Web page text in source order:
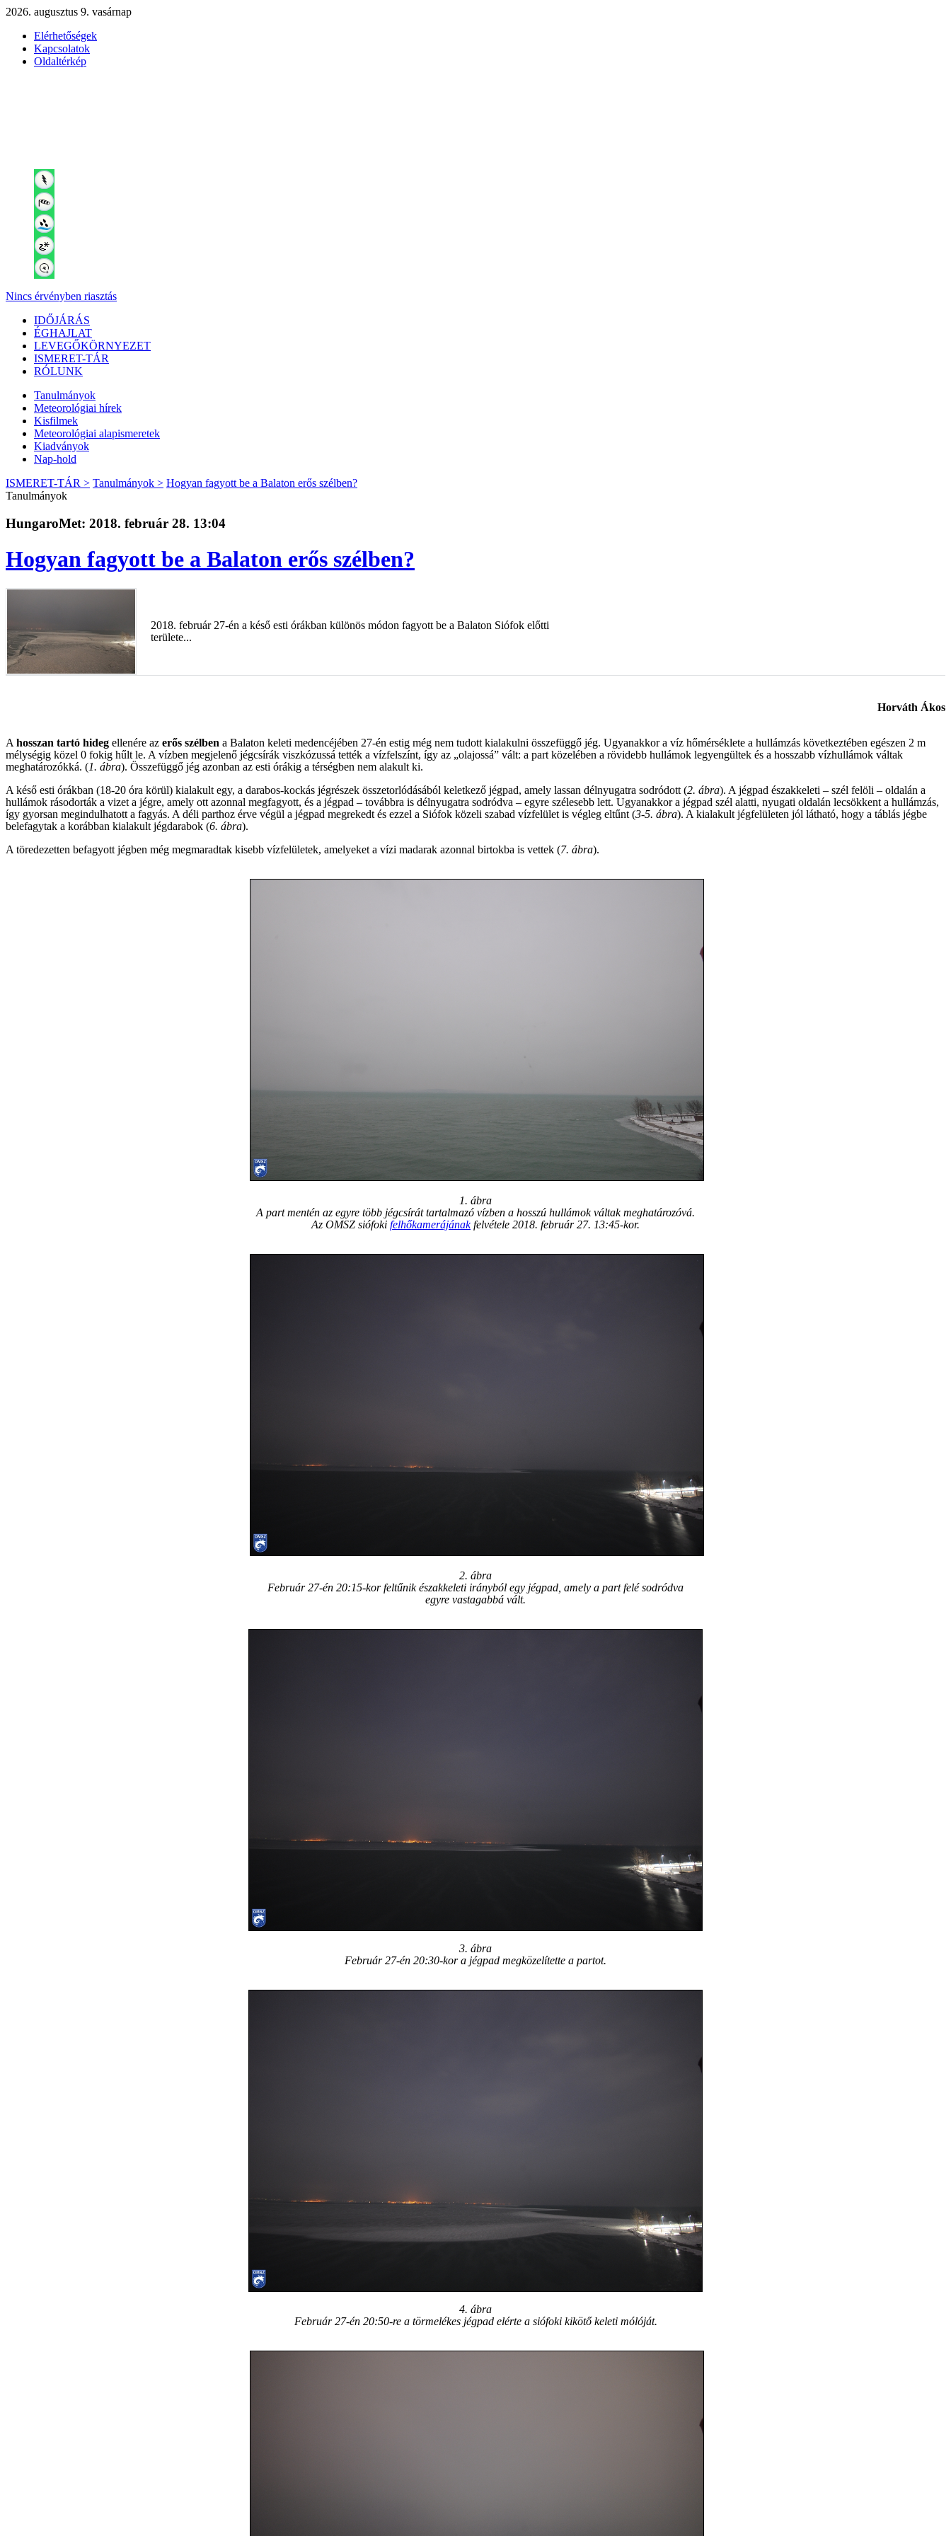
2026. augusztus 9. vasárnap
Elérhetőségek
Kapcsolatok
Oldaltérkép
Nincs érvényben riasztás
IDŐJÁRÁS
ÉGHAJLAT
LEVEGŐKÖRNYEZET
ISMERET-TÁR
RÓLUNK
Tanulmányok
Meteorológiai hírek
Kisfilmek
Meteorológiai alapismeretek
Kiadványok
Nap-hold
ISMERET-TÁR > Tanulmányok > Hogyan fagyott be a Balaton erős szélben?
Tanulmányok
HungaroMet: 2018. február 28. 13:04
Hogyan fagyott be a Balaton erős szélben?
2018. február 27-én a késő esti órákban különös módon fagyott be a Balaton Siófok előtti
területe...
Horváth Ákos
A hosszan tartó hideg ellenére az erős szélben a Balaton keleti medencéjében 27-én estig még nem tudott kialakulni összefüggő jég. Ugyanakkor a víz hőmérséklete a hullámzás következtében egészen 2 m
mélységig közel 0 fokig hűlt le. A vízben megjelenő jégcsírák viszkózussá tették a vízfelszínt, így az „olajossá” vált: a part közelében a rövidebb hullámok legyengültek és a hosszabb vízhullámok váltak
meghatározókká. (1. ábra). Összefüggő jég azonban az esti órákig a térségben nem alakult ki.
A késő esti órákban (18-20 óra körül) kialakult egy, a darabos-kockás jégrészek összetorlódásából keletkező jégpad, amely lassan délnyugatra sodródott (2. ábra). A jégpad északkeleti – szél felöli – oldalán a
hullámok rásodorták a vizet a jégre, amely ott azonnal megfagyott, és a jégpad – továbbra is délnyugatra sodródva – egyre szélesebb lett. Ugyanakkor a jégpad szél alatti, nyugati oldalán lecsökkent a hullámzás,
így gyorsan megindulhatott a fagyás. A déli parthoz érve végül a jégpad megrekedt és ezzel a Siófok közeli szabad vízfelület is végleg eltűnt (3-5. ábra). A kialakult jégfelületen jól látható, hogy a táblás jégbe
belefagytak a korábban kialakult jégdarabok (6. ábra).
A töredezetten befagyott jégben még megmaradtak kisebb vízfelületek, amelyeket a vízi madarak azonnal birtokba is vettek (7. ábra).
1. ábra
A part mentén az egyre több jégcsírát tartalmazó vízben a hosszú hullámok váltak meghatározóvá.
Az OMSZ siófoki felhőkamerájánakfelvétele 2018. február 27. 13:45-kor.
2. ábra
Február 27-én 20:15-kor feltűnik északkeleti irányból egy jégpad, amely a part felé sodródva
egyre vastagabbá vált.
3. ábra
Február 27-én 20:30-kor a jégpad megközelítette a partot.
4. ábra
Február 27-én 20:50-re a törmelékes jégpad elérte a siófoki kikötő keleti mólóját.